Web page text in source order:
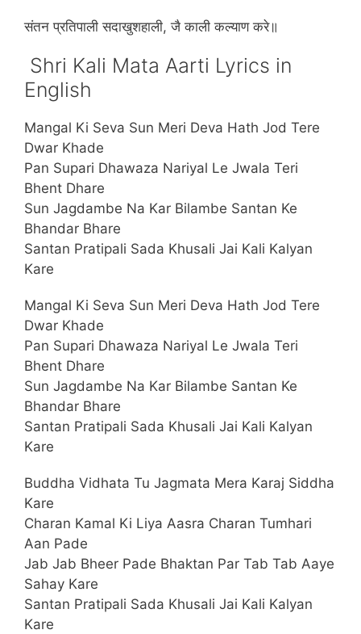
संतन प्रतिपाली सदाखुशहाली, जै काली कल्याण करे॥
Shri Kali Mata Aarti Lyrics in
English
Mangal Ki Seva Sun Meri Deva Hath Jod Tere
Dwar Khade
Pan Supari Dhawaza Nariyal Le Jwala Teri
Bhent Dhare
Sun Jagdambe Na Kar Bilambe Santan Ke
Bhandar Bhare
Santan Pratipali Sada Khusali Jai Kali Kalyan
Kare
Mangal Ki Seva Sun Meri Deva Hath Jod Tere
Dwar Khade
Pan Supari Dhawaza Nariyal Le Jwala Teri
Bhent Dhare
Sun Jagdambe Na Kar Bilambe Santan Ke
Bhandar Bhare
Santan Pratipali Sada Khusali Jai Kali Kalyan
Kare
Buddha Vidhata Tu Jagmata Mera Karaj Siddha
Kare
Charan Kamal Ki Liya Aasra Charan Tumhari
Aan Pade
Jab Jab Bheer Pade Bhaktan Par Tab Tab Aaye
Sahay Kare
Santan Pratipali Sada Khusali Jai Kali Kalyan
Kare